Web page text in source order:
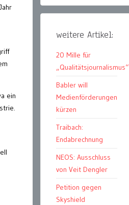
ein
weitere Artikel:
20 Mille für
„Qualitätsjournalismus“
Babler will
Medienförderungen
kürzen
Traibach:
Endabrechnung
NEOS: Ausschluss
von Veit Dengler
Petition gegen
Skyshield